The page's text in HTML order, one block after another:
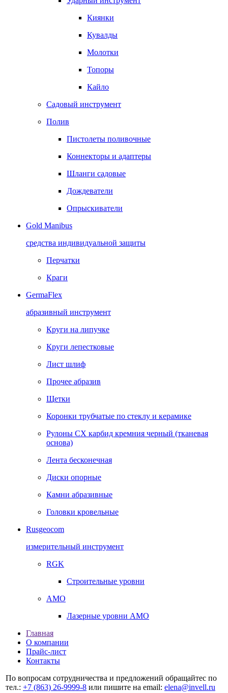
Киянки
Кувалды
Молотки
Топоры
Кайло
Садовый инструмент
Полив
Пистолеты поливочные
Коннекторы и адаптеры
Шланги садовые
Дождеватели
Опрыскиватели
Gold Manibus
средства индивидуальной защиты
Перчатки
Краги
GermaFlex
абразивный инструмент
Круги на липучке
Круги лепестковые
Лист шлиф
Прочее абразив
Щетки
Коронки трубчатые по стеклу и керамике
Рулоны CX карбид кремния черный (тканевая
основа)
Лента бесконечная
Диски опорные
Камни абразивные
Головки кровельные
Rusgeocom
измерительный инструмент
RGK
Строительные уровни
AMO
Лазерные уровни AMO
Главная
О компании
Прайс-лист
Контакты
По вопросам сотрудничества и предложений обращайтес по
тел.: +7 (863) 26‐9999‐8 или пишите на email: elena@invell.ru